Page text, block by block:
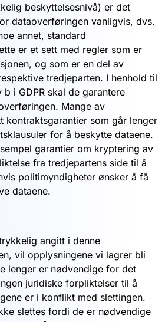
beskyttelsesnivå) er det
dataoverføringen vanligvis, dvs.
annet, standard
er et sett med regler som er
og som er en del av
tredjeparten. I henhold til
i GDPR skal de garantere
Mange av
kontraktsgarantier som går lenger
for å beskytte dataene.
garantier om kryptering av
fra tredjepartens side til å
politimyndigheter ønsker å få
dataene.
angitt i denne
vil opplysningene vi lagrer bli
lenger er nødvendige for det
juridiske forpliktelser til å
er i konflikt med slettingen.
slettes fordi de er nødvendige